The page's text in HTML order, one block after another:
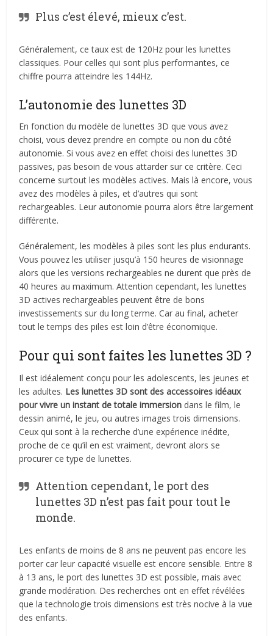
Plus c’est élevé, mieux c’est.
Généralement, ce taux est de 120Hz pour les lunettes
classiques. Pour celles qui sont plus performantes, ce
chiffre pourra atteindre les 144Hz.
L’autonomie des lunettes 3D
En fonction du modèle de lunettes 3D que vous avez
choisi, vous devez prendre en compte ou non du côté
autonomie. Si vous avez en effet choisi des lunettes 3D
passives, pas besoin de vous attarder sur ce critère. Ceci
concerne surtout les modèles actives. Mais là encore, vous
avez des modèles à piles, et d’autres qui sont
rechargeables. Leur autonomie pourra alors être largement
différente.
Généralement, les modèles à piles sont les plus endurants.
Vous pouvez les utiliser jusqu’à 150 heures de visionnage
alors que les versions rechargeables ne durent que près de
40 heures au maximum. Attention cependant, les lunettes
3D actives rechargeables peuvent être de bons
investissements sur du long terme. Car au final, acheter
tout le temps des piles est loin d’être économique.
Pour qui sont faites les lunettes 3D ?
Il est idéalement conçu pour les adolescents, les jeunes et
les adultes. Les lunettes 3D sont des accessoires idéaux
pour vivre un instant de totale immersion dans le film, le
dessin animé, le jeu, ou autres images trois dimensions.
Ceux qui sont à la recherche d’une expérience inédite,
proche de ce qu’il en est vraiment, devront alors se
procurer ce type de lunettes.
Attention cependant, le port des
lunettes 3D n’est pas fait pour tout le
monde.
Les enfants de moins de 8 ans ne peuvent pas encore les
porter car leur capacité visuelle est encore sensible. Entre 8
à 13 ans, le port des lunettes 3D est possible, mais avec
grande modération. Des recherches ont en effet révélées
que la technologie trois dimensions est très nocive à la vue
des enfants.